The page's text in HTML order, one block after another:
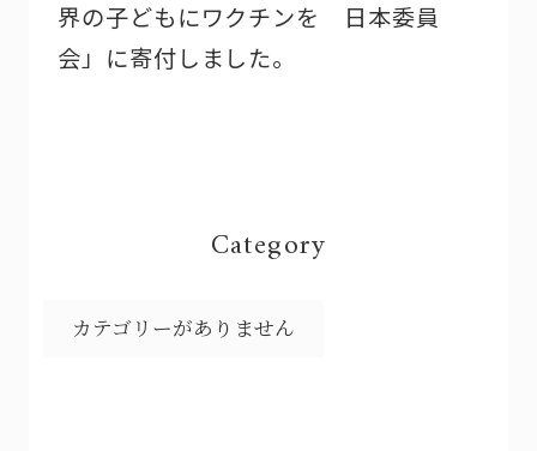
界の子どもにワクチンを 日本委員
会」に寄付しました。
Category
カテゴリーがありません